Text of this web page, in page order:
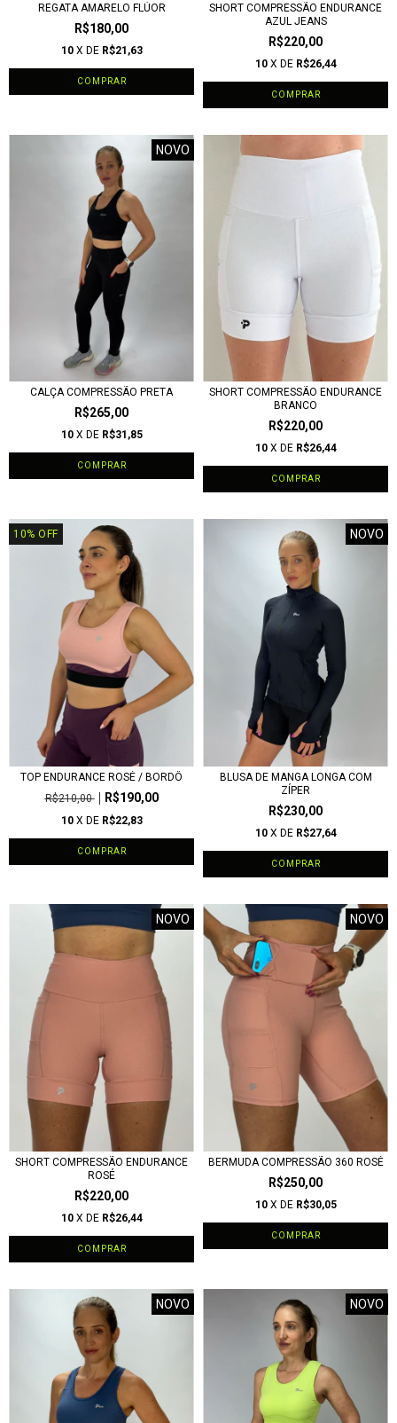
REGATA AMARELO FLÚOR
R$180,00
10 X DE R$21,63
COMPRAR
SHORT COMPRESSÃO ENDURANCE
AZUL JEANS
R$220,00
10 X DE R$26,44
COMPRAR
NOVO
CALÇA COMPRESSÃO PRETA
R$265,00
10 X DE R$31,85
COMPRAR
SHORT COMPRESSÃO ENDURANCE
BRANCO
R$220,00
10 X DE R$26,44
COMPRAR
10% OFF
TOP ENDURANCE ROSÉ / BORDÔ
R$210,00
R$190,00
10 X DE R$22,83
COMPRAR
NOVO
BLUSA DE MANGA LONGA COM
ZÍPER
R$230,00
10 X DE R$27,64
COMPRAR
NOVO
SHORT COMPRESSÃO ENDURANCE
ROSÉ
R$220,00
10 X DE R$26,44
COMPRAR
NOVO
BERMUDA COMPRESSÃO 360 ROSÉ
R$250,00
10 X DE R$30,05
COMPRAR
NOVO NOVO